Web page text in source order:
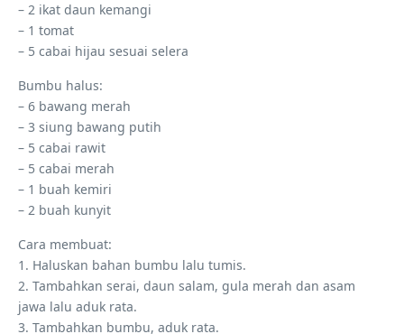
– 2 ikat daun kemangi
– 1 tomat
– 5 cabai hijau sesuai selera
Bumbu halus:
– 6 bawang merah
– 3 siung bawang putih
– 5 cabai rawit
– 5 cabai merah
– 1 buah kemiri
– 2 buah kunyit
Cara membuat:
1. Haluskan bahan bumbu lalu tumis.
2. Tambahkan serai, daun salam, gula merah dan asam
jawa lalu aduk rata.
3. Tambahkan bumbu, aduk rata.